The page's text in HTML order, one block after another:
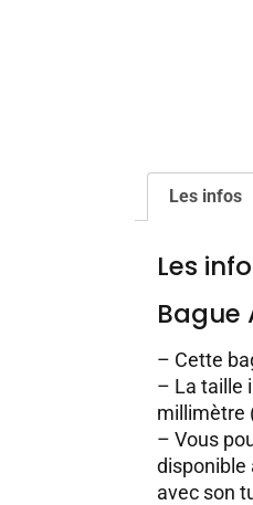
Les infos
Les
Bague
– Cette
– La taille
millimètre
– Vous
disponible
avec son